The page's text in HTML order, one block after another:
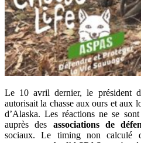
Le 10 avril dernier, le président
autorisait la chasse aux ours et aux
d’Alaska. Les réactions ne se
auprès des associations de
sociaux. Le timing non calculé